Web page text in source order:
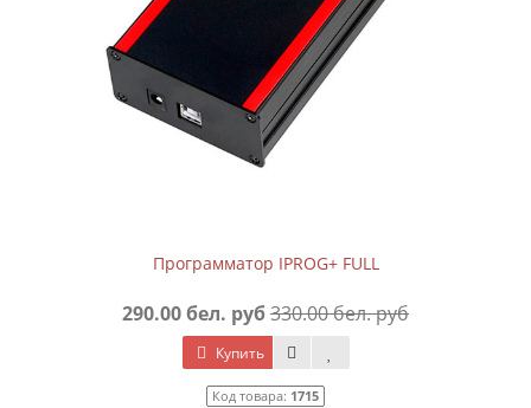
Программатор IPROG+ FULL
290.00 бел. руб330.00 бел. руб
Купить
Код товара: 1715